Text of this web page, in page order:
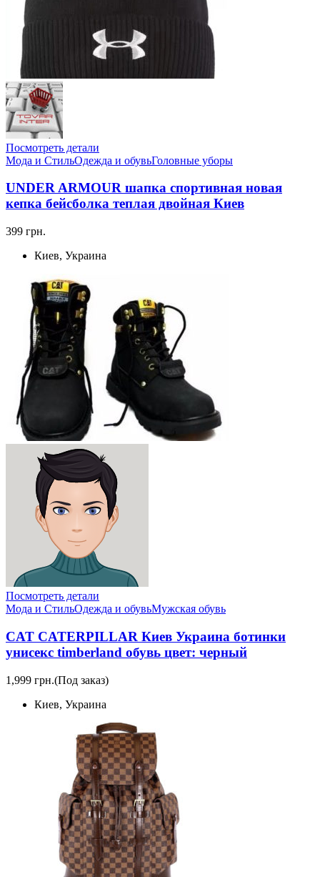
Посмотреть детали
Мода и СтильОдежда и обувьГоловные уборы
UNDER ARMOUR шапка спортивная новая
кепка бейсболка теплая двойная Киев
399 грн.
Киев, Украина
Посмотреть детали
Мода и СтильОдежда и обувьМужская обувь
CAT CATERPILLAR Киев Украина ботинки
унисекс timberland обувь цвет: черный
1,999 грн.(Под заказ)
Киев, Украина